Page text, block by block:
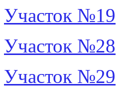
Участок №19
Участок №28
Участок №29